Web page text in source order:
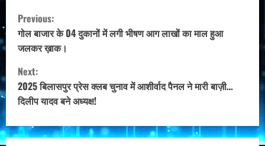
C
o
n
t
i
n
Previous:
गोल बाजार के 04 दुकानों में लगी भीषण आग लाखों का माल हुआ
जलकर ख़ाक।
Next:
2025 बिलासपुर प्रेस क्लब चुनाव में आशीर्वाद पैनल ने मारी बाज़ी…
दिलीप यादव बने अध्यक्ष!